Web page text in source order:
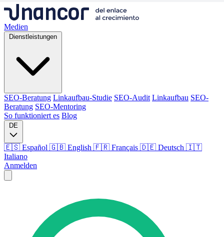
Medien
Dienstleistungen
SEO-Beratung Linkaufbau-Studie SEO-Audit Linkaufbau SEO-
Beratung SEO-Mentoring
So funktioniert es Blog
DE
🇪🇸 Español 🇬🇧 English 🇫🇷 Français 🇩🇪 Deutsch 🇮🇹
Italiano
Anmelden